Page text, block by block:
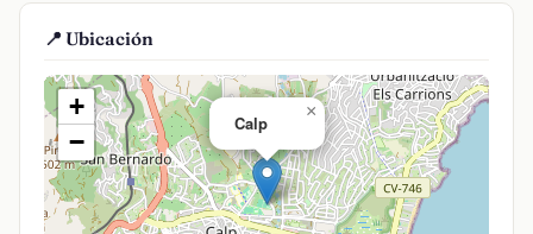
📍 Ubicación
Calp
×
+
−